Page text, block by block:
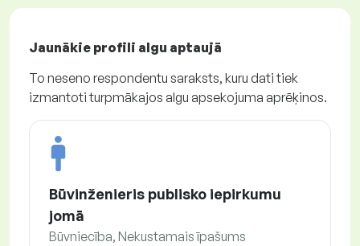
Jaunākie profili algu aptaujā
To neseno respondentu saraksts, kuru dati tiek
izmantoti turpmākajos algu apsekojuma aprēķinos.
Būvinženieris publisko iepirkumu
jomā
Būvniecība, Nekustamais īpašums